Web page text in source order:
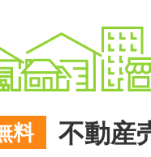
料 不動産